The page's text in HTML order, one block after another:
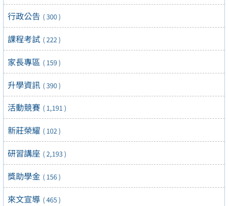
行政公告 ( 300 )
課程考試 ( 222 )
家長專區 ( 159 )
升學資訊 ( 390 )
活動競賽 ( 1,191 )
新莊榮耀 ( 102 )
研習講座 ( 2,193 )
獎助學金 ( 156 )
來文宣導 ( 465 )